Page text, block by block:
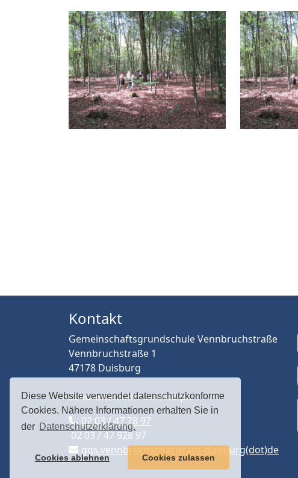
Diese Website verwendet datenschutzkonforme
Cookies. Nähere Informationen erhalten Sie in
der Datenschutzerklärung.
Cookies ablehnen Cookies zulassen
Kontakt
Gemeinschaftsgrundschule Vennbruchstraße
Vennbruchstraße 1
47178 Duisburg
Schulleiter: Michael Adolph
02 03 / 47 78 97
02 03 / 47 928 97
ggs.vennbruchstr(at)stadt-duisburg(dot)de